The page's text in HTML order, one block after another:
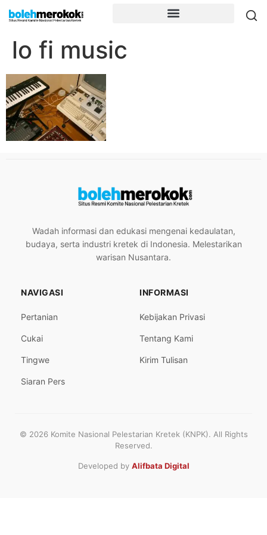
lo fi music
Wadah informasi dan edukasi mengenai kedaulatan,
budaya, serta industri kretek di Indonesia. Melestarikan
warisan Nusantara.
NAVIGASI
Pertanian
Cukai
Tingwe
Siaran Pers
INFORMASI
Kebijakan Privasi
Tentang Kami
Kirim Tulisan
© 2026 Komite Nasional Pelestarian Kretek (KNPK). All Rights
Reserved.
Developed by Alifbata Digital